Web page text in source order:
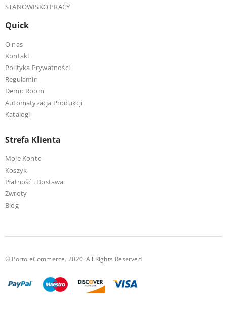
STANOWISKO PRACY
Quick
O nas
Kontakt
Polityka Prywatności
Regulamin
Demo Room
Automatyzacja Produkcji
Katalogi
Strefa Klienta
Moje Konto
Koszyk
Płatność i Dostawa
Zwroty
Blog
© Porto eCommerce. 2020. All Rights Reserved